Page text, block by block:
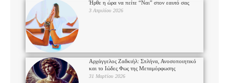
Ήρθε η ώρα να πείτε “Ναι” στον εαυτό σας
3 Απριλίου 2026
Αρχάγγελος Ζαδκιήλ: Σπλήνα, Ανοσοποιητικό
και το Ιώδες Φως της Μεταμόρφωσης
31 Μαρτίου 2026